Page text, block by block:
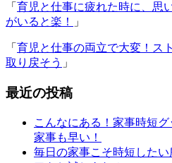
「 育児と仕事に疲れた時に、思
がいると楽！
」
「 育児と仕事の両立で大変！ス
取り戻そう 」
最近の投稿
こんなにある！家事時短
家事も早い！
毎日の家事こそ時短した